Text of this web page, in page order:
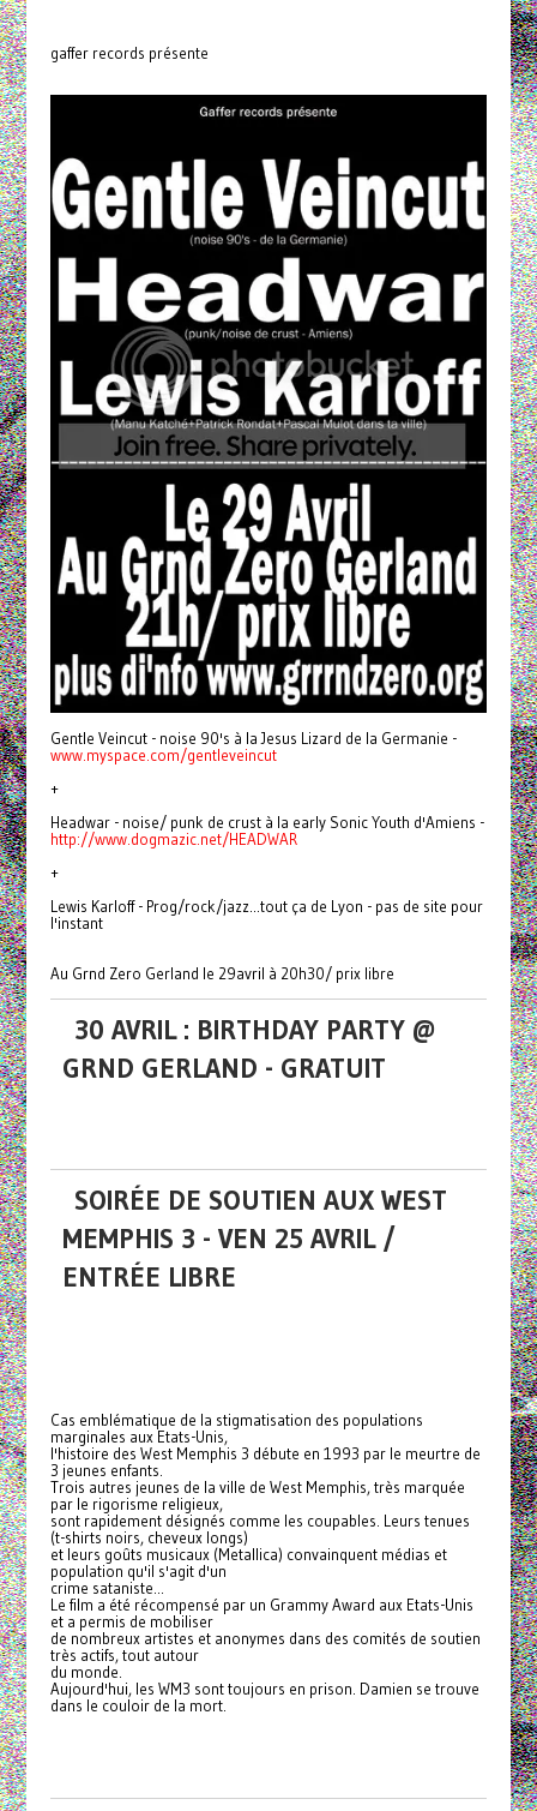
gaffer records présente
Gentle Veincut - noise 90's à la Jesus Lizard de la Germanie -
www.myspace.com/gentleveincut
+
Headwar - noise/ punk de crust à la early Sonic Youth d'Amiens -
http://www.dogmazic.net/HEADWAR
+
Lewis Karloff - Prog/rock/jazz...tout ça de Lyon - pas de site pour
l'instant
Au Grnd Zero Gerland le 29avril à 20h30/ prix libre
30 AVRIL : BIRTHDAY PARTY @
GRND GERLAND - GRATUIT
SOIRÉE DE SOUTIEN AUX WEST
MEMPHIS 3 - VEN 25 AVRIL /
ENTRÉE LIBRE
Cas emblématique de la stigmatisation des populations
marginales aux Etats-Unis,
l'histoire des West Memphis 3 débute en 1993 par le meurtre de
3 jeunes enfants.
Trois autres jeunes de la ville de West Memphis, très marquée
par le rigorisme religieux,
sont rapidement désignés comme les coupables. Leurs tenues
(t-shirts noirs, cheveux longs)
et leurs goûts musicaux (Metallica) convainquent médias et
population qu'il s'agit d'un
crime sataniste...
Le film a été récompensé par un Grammy Award aux Etats-Unis
et a permis de mobiliser
de nombreux artistes et anonymes dans des comités de soutien
très actifs, tout autour
du monde.
Aujourd'hui, les WM3 sont toujours en prison. Damien se trouve
dans le couloir de la mort.